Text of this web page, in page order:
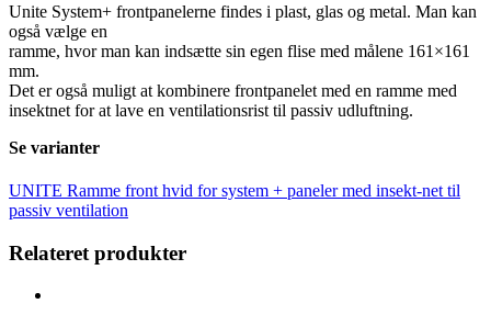
passiv
ventilation
antal
Unite System+ frontpanelerne findes i plast, glas og metal. Man kan
også vælge en
ramme, hvor man kan indsætte sin egen flise med målene 161×161
mm.
Det er også muligt at kombinere frontpanelet med en ramme med
insektnet for at lave en ventilationsrist til passiv udluftning.
Se varianter
UNITE Ramme front hvid for system + paneler med insekt-net til
passiv ventilation
Relateret produkter